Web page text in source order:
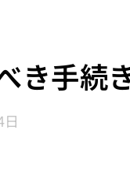
き手続